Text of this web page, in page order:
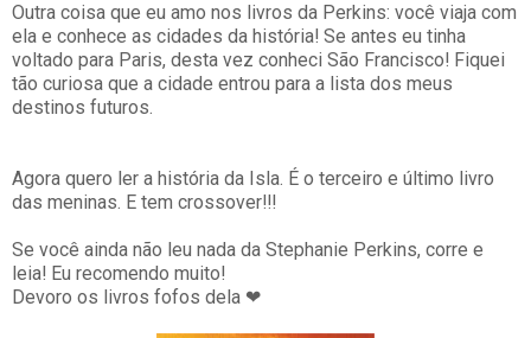
Outra coisa que eu amo nos livros da Perkins: você viaja com
ela e conhece as cidades da história! Se antes eu tinha
voltado para Paris, desta vez conheci São Francisco! Fiquei
tão curiosa que a cidade entrou para a lista dos meus
destinos futuros.
Agora quero ler a história da Isla. É o terceiro e último livro
das meninas. E tem crossover!!!
Se você ainda não leu nada da Stephanie Perkins, corre e
leia! Eu recomendo muito!
Devoro os livros fofos dela ❤